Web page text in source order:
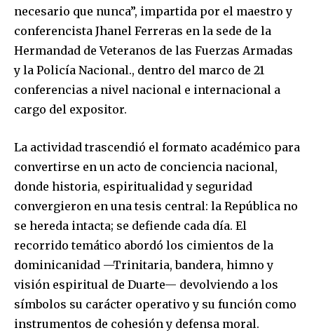
necesario que nunca”, impartida por el maestro y
conferencista Jhanel Ferreras en la sede de la
Hermandad de Veteranos de las Fuerzas Armadas
y la Policía Nacional., dentro del marco de 21
conferencias a nivel nacional e internacional a
cargo del expositor.
La actividad trascendió el formato académico para
convertirse en un acto de conciencia nacional,
donde historia, espiritualidad y seguridad
convergieron en una tesis central: la República no
se hereda intacta; se defiende cada día. El
recorrido temático abordó los cimientos de la
dominicanidad —Trinitaria, bandera, himno y
visión espiritual de Duarte— devolviendo a los
símbolos su carácter operativo y su función como
instrumentos de cohesión y defensa moral.